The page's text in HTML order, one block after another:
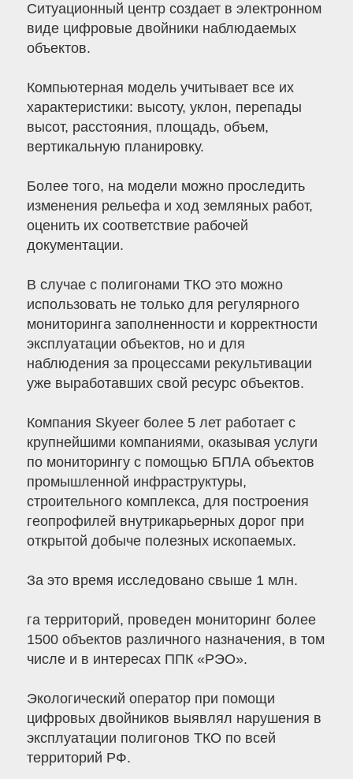
Ситуационный центр создает в электронном
виде цифровые двойники наблюдаемых
объектов.
Компьютерная модель учитывает все их
характеристики: высоту, уклон, перепады
высот, расстояния, площадь, объем,
вертикальную планировку.
Более того, на модели можно проследить
изменения рельефа и ход земляных работ,
оценить их соответствие рабочей
документации.
В случае с полигонами ТКО это можно
использовать не только для регулярного
мониторинга заполненности и корректности
эксплуатации объектов, но и для
наблюдения за процессами рекультивации
уже выработавших свой ресурс объектов.
Компания Skyeer более 5 лет работает с
крупнейшими компаниями, оказывая услуги
по мониторингу с помощью БПЛА объектов
промышленной инфраструктуры,
строительного комплекса, для построения
геопрофилей внутрикарьерных дорог при
открытой добыче полезных ископаемых.
За это время исследовано свыше 1 млн.
га территорий, проведен мониторинг более
1500 объектов различного назначения, в том
числе и в интересах ППК «РЭО».
Экологический оператор при помощи
цифровых двойников выявлял нарушения в
эксплуатации полигонов ТКО по всей
территорий РФ.